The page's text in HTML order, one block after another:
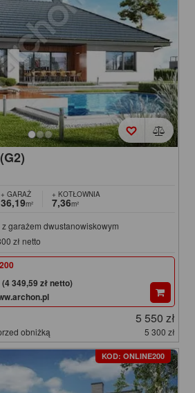
+ GARAŻ
36,19m²
+ KOTŁOWNIA
7,36m²
garażem dwustanowiskowym
zł netto
(4 349,59 zł netto)
5 550 zł
obniżką 5 300 zł
KOD: ONLINE200